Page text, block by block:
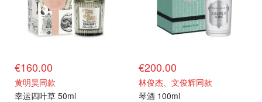
€160.00
黄明昊同款
幸运四叶草 50ml
€200.00
林俊杰、文俊辉同款
琴酒 100ml